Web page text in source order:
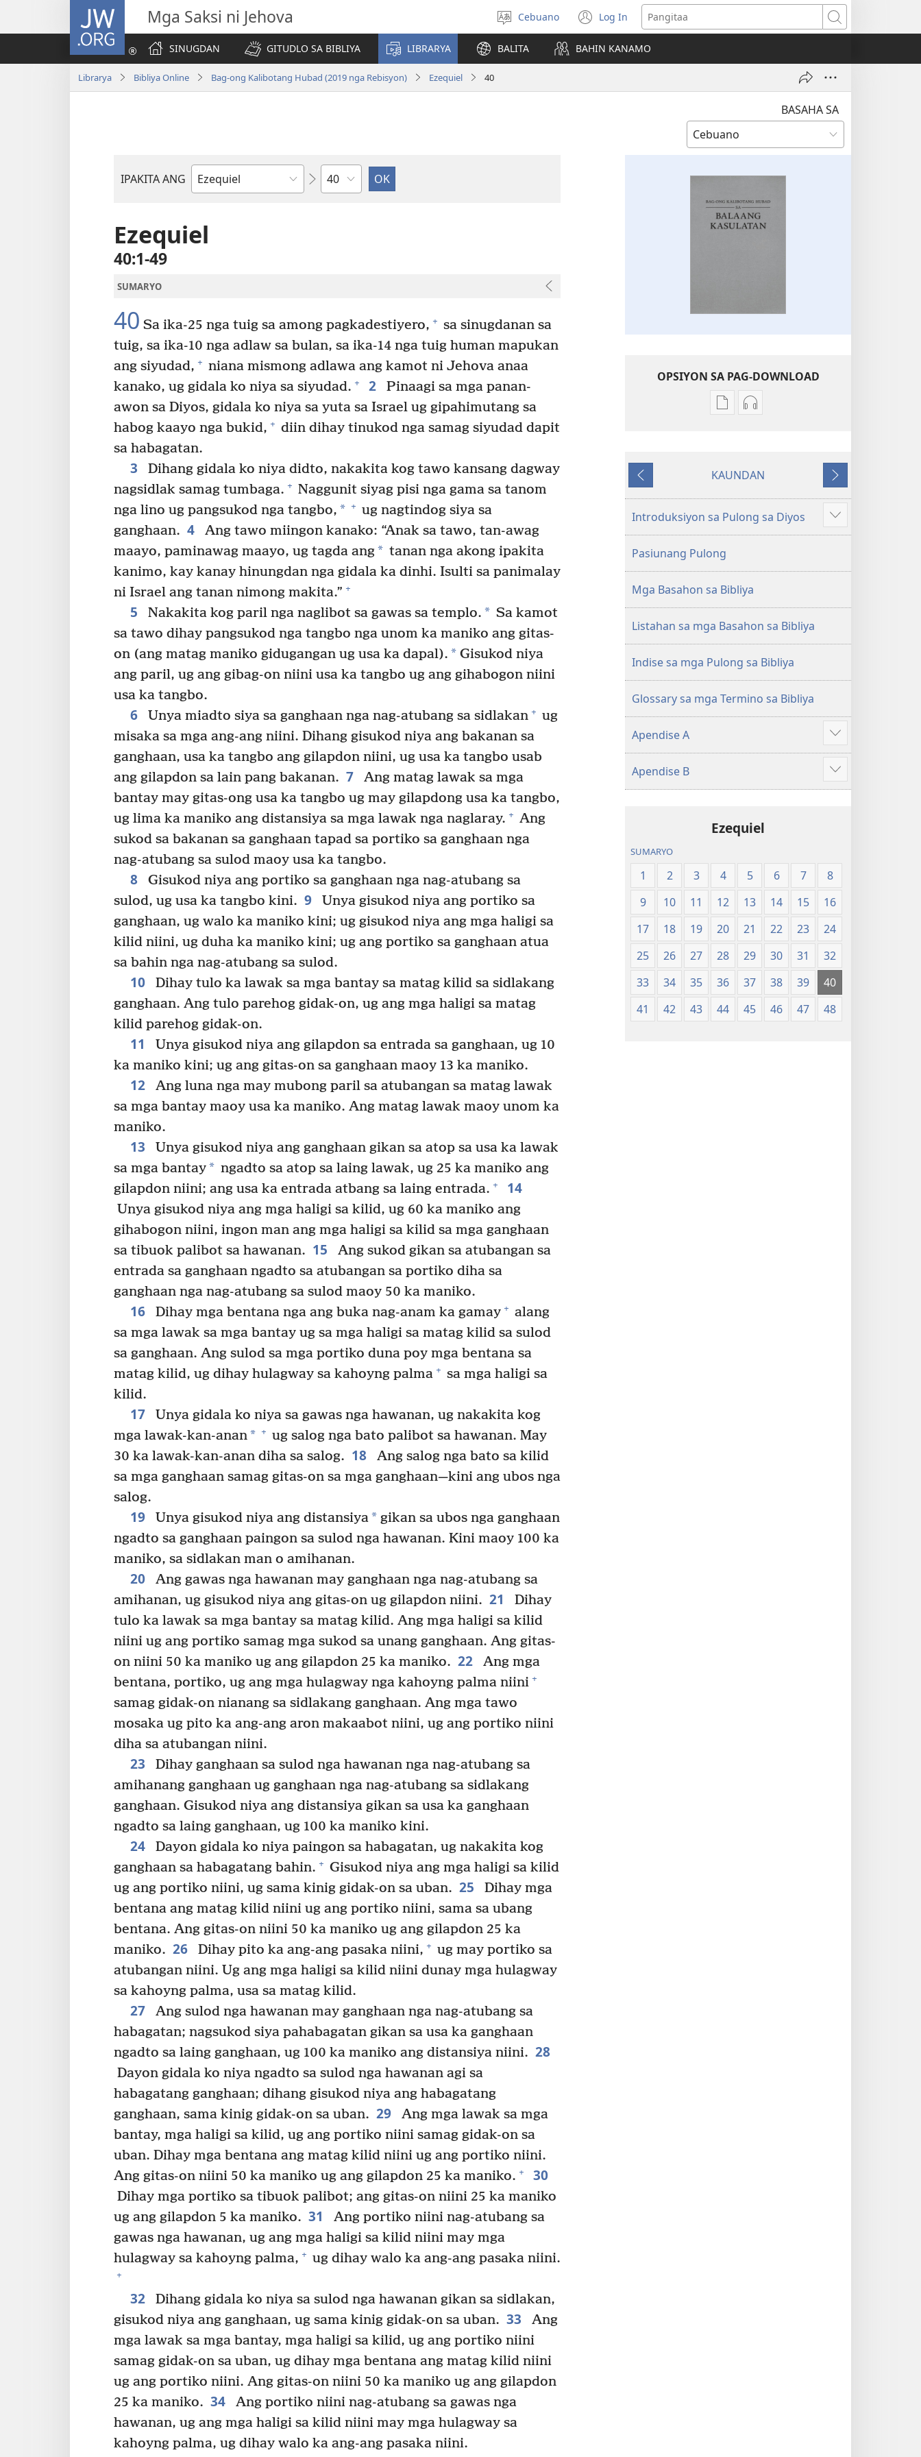
JW.ORG Mga Saksi ni Jehova
Pagpilig
pinulongan
Cebuano Log In
(mo-
open
ug
bag-
window)
Pangitaa
SINUGDAN
GITUDLO SA BIBLIYA LIBRARYA BALITA BAHIN KANAMO
Librarya Bibliya Online Bag-ong Kalibotang Hubad (2019 nga Rebisyon) Ezequiel 40
BASAHA SA
IPAKITA ANG
Basahon
Bibliya
Kapitulo
Ezequiel
40:1-49
SUMARYO
40 Sa ika-25 nga tuig sa among pagkadestiyero, + sa sinugdanan sa
tuig, sa ika-10 nga adlaw sa bulan, sa ika-14 nga tuig human mapukan
ang siyudad, + niana mismong adlawa ang kamot ni Jehova anaa
kanako, ug gidala ko niya sa siyudad. + 2
Pinaagi sa mga panan-
awon sa Diyos, gidala ko niya sa yuta sa Israel ug gipahimutang sa
habog kaayo nga bukid, + diin dihay tinukod nga samag siyudad dapit
sa habagatan.
3
Dihang gidala ko niya didto, nakakita kog tawo kansang dagway
nagsidlak samag tumbaga. + Naggunit siyag pisi nga gama sa tanom
nga lino ug pangsukod nga tangbo, * + ug nagtindog siya sa
ganghaan. 4
Ang tawo miingon kanako: “Anak sa tawo, tan-awag
maayo, paminawag maayo, ug tagda ang* tanan nga akong ipakita
kanimo, kay kanay hinungdan nga gidala ka dinhi. Isulti sa panimalay
ni Israel ang tanan nimong makita.” +
5 Nakakita kog paril nga naglibot sa gawas sa templo. * Sa kamot
sa tawo dihay pangsukod nga tangbo nga unom ka maniko ang gitas-
on (ang matag maniko gidugangan ug usa ka dapal). * Gisukod niya
ang paril, ug ang gibag-on niini usa ka tangbo ug ang gihabogon niini
usa ka tangbo.
6 Unya miadto siya sa ganghaan nga nag-atubang sa sidlakan + ug
misaka sa mga ang-ang niini. Dihang gisukod niya ang bakanan sa
ganghaan, usa ka tangbo ang gilapdon niini, ug usa ka tangbo usab
ang gilapdon sa lain pang bakanan. 7
Ang matag lawak sa mga
bantay may gitas-ong usa ka tangbo ug may gilapdong usa ka tangbo,
ug lima ka maniko ang distansiya sa mga lawak nga naglaray. + Ang
sukod sa bakanan sa ganghaan tapad sa portiko sa ganghaan nga
nag-atubang sa sulod maoy usa ka tangbo.
8
Gisukod niya ang portiko sa ganghaan nga nag-atubang sa
sulod, ug usa ka tangbo kini. 9
Unya gisukod niya ang portiko sa
ganghaan, ug walo ka maniko kini; ug gisukod niya ang mga haligi sa
kilid niini, ug duha ka maniko kini; ug ang portiko sa ganghaan atua
sa bahin nga nag-atubang sa sulod.
10
Dihay tulo ka lawak sa mga bantay sa matag kilid sa sidlakang
ganghaan. Ang tulo parehog gidak-on, ug ang mga haligi sa matag
kilid parehog gidak-on.
11
Unya gisukod niya ang gilapdon sa entrada sa ganghaan, ug 10
ka maniko kini; ug ang gitas-on sa ganghaan maoy 13 ka maniko.
12
Ang luna nga may mubong paril sa atubangan sa matag lawak
sa mga bantay maoy usa ka maniko. Ang matag lawak maoy unom ka
maniko.
13
Unya gisukod niya ang ganghaan gikan sa atop sa usa ka lawak
sa mga bantay* ngadto sa atop sa laing lawak, ug 25 ka maniko ang
gilapdon niini; ang usa ka entrada atbang sa laing entrada. + 14
Unya gisukod niya ang mga haligi sa kilid, ug 60 ka maniko ang
gihabogon niini, ingon man ang mga haligi sa kilid sa mga ganghaan
sa tibuok palibot sa hawanan. 15
Ang sukod gikan sa atubangan sa
entrada sa ganghaan ngadto sa atubangan sa portiko diha sa
ganghaan nga nag-atubang sa sulod maoy 50 ka maniko.
16 Dihay mga bentana nga ang buka nag-anam ka gamay + alang
sa mga lawak sa mga bantay ug sa mga haligi sa matag kilid sa sulod
sa ganghaan. Ang sulod sa mga portiko duna poy mga bentana sa
matag kilid, ug dihay hulagway sa kahoyng palma + sa mga haligi sa
kilid.
17
Unya gidala ko niya sa gawas nga hawanan, ug nakakita kog
mga lawak-kan-anan* + ug salog nga bato palibot sa hawanan. May
30 ka lawak-kan-anan diha sa salog. 18
Ang salog nga bato sa kilid
sa mga ganghaan samag gitas-on sa mga ganghaan​—⁠kini ang ubos nga
salog.
19 Unya gisukod niya ang distansiya*gikan sa ubos nga ganghaan
ngadto sa ganghaan paingon sa sulod nga hawanan. Kini maoy 100 ka
maniko, sa sidlakan man o amihanan.
20
Ang gawas nga hawanan may ganghaan nga nag-atubang sa
amihanan, ug gisukod niya ang gitas-on ug gilapdon niini. 21
Dihay
tulo ka lawak sa mga bantay sa matag kilid. Ang mga haligi sa kilid
niini ug ang portiko samag mga sukod sa unang ganghaan. Ang gitas-
on niini 50 ka maniko ug ang gilapdon 25 ka maniko. 22
Ang mga
bentana, portiko, ug ang mga hulagway nga kahoyng palma niini +
samag gidak-on nianang sa sidlakang ganghaan. Ang mga tawo
mosaka ug pito ka ang-ang aron makaabot niini, ug ang portiko niini
diha sa atubangan niini.
23
Dihay ganghaan sa sulod nga hawanan nga nag-atubang sa
amihanang ganghaan ug ganghaan nga nag-atubang sa sidlakang
ganghaan. Gisukod niya ang distansiya gikan sa usa ka ganghaan
ngadto sa laing ganghaan, ug 100 ka maniko kini.
24
Dayon gidala ko niya paingon sa habagatan, ug nakakita kog
ganghaan sa habagatang bahin. + Gisukod niya ang mga haligi sa kilid
ug ang portiko niini, ug sama kinig gidak-on sa uban. 25
Dihay mga
bentana ang matag kilid niini ug ang portiko niini, sama sa ubang
bentana. Ang gitas-on niini 50 ka maniko ug ang gilapdon 25 ka
maniko. 26 Dihay pito ka ang-ang pasaka niini, + ug may portiko sa
atubangan niini. Ug ang mga haligi sa kilid niini dunay mga hulagway
sa kahoyng palma, usa sa matag kilid.
27
Ang sulod nga hawanan may ganghaan nga nag-atubang sa
habagatan; nagsukod siya pahabagatan gikan sa usa ka ganghaan
ngadto sa laing ganghaan, ug 100 ka maniko ang distansiya niini. 28
Dayon gidala ko niya ngadto sa sulod nga hawanan agi sa
habagatang ganghaan; dihang gisukod niya ang habagatang
ganghaan, sama kinig gidak-on sa uban. 29
Ang mga lawak sa mga
bantay, mga haligi sa kilid, ug ang portiko niini samag gidak-on sa
uban. Dihay mga bentana ang matag kilid niini ug ang portiko niini.
Ang gitas-on niini 50 ka maniko ug ang gilapdon 25 ka maniko. + 30
Dihay mga portiko sa tibuok palibot; ang gitas-on niini 25 ka maniko
ug ang gilapdon 5 ka maniko. 31
Ang portiko niini nag-atubang sa
gawas nga hawanan, ug ang mga haligi sa kilid niini may mga
hulagway sa kahoyng palma, + ug dihay walo ka ang-ang pasaka niini.
+
32
Dihang gidala ko niya sa sulod nga hawanan gikan sa sidlakan,
gisukod niya ang ganghaan, ug sama kinig gidak-on sa uban. 33
Ang
mga lawak sa mga bantay, mga haligi sa kilid, ug ang portiko niini
samag gidak-on sa uban, ug dihay mga bentana ang matag kilid niini
ug ang portiko niini. Ang gitas-on niini 50 ka maniko ug ang gilapdon
25 ka maniko. 34
Ang portiko niini nag-atubang sa gawas nga
hawanan, ug ang mga haligi sa kilid niini may mga hulagway sa
kahoyng palma, ug dihay walo ka ang-ang pasaka niini.
OPSIYON SA PAG-DOWNLOAD
Opsiyon
sa
Bag-
ong
Hubad
sa
Balaang
Kasulatan
(Gihubad
Gikan
sa
2013
Rebisadong
New
Translation
the
Holy
Opsiyon
sa
ong
sa
Balaang
Kasulatan
(Gihubad
Gikan
sa
Rebisadong
New
Translation
the
Holy
Miagi
KAUNDAN
Sunod
Introduksiyon sa Pulong sa Diyos
Ipakita
ang
pa
Pasiunang Pulong
Mga Basahon sa Bibliya
Listahan sa mga Basahon sa Bibliya
Indise sa mga Pulong sa Bibliya
Glossary sa mga Termino sa Bibliya
Apendise A
Ipakita
ang
uban
pa
Apendise B
Ipakita
ang
Ezequiel
SUMARYO
1 2 3 4 5 6 7
8
9
10 11 12 13 14 15
16
17
18 19 20 21 22 23
24
25
26 27 28 29 30 31
32
33
34 35 36 37 38 39
40
41
42 43 44 45 46 47 48